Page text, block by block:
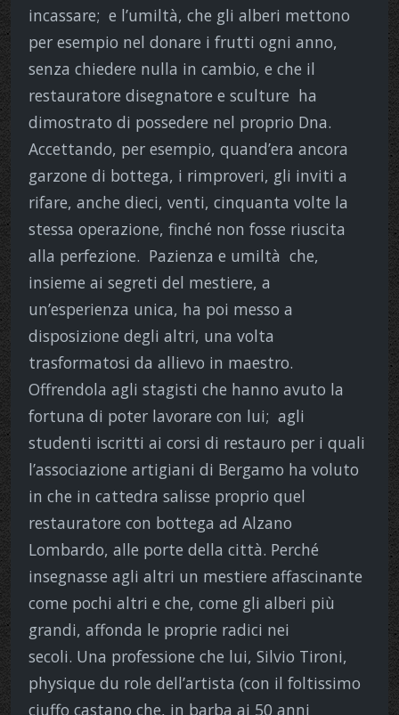
incassare; e l’umiltà, che gli alberi mettono
per esempio nel donare i frutti ogni anno,
senza chiedere nulla in cambio, e che il
restauratore disegnatore e sculture ha
dimostrato di possedere nel proprio Dna.
Accettando, per esempio, quand’era ancora
garzone di bottega, i rimproveri, gli inviti a
rifare, anche dieci, venti, cinquanta volte la
stessa operazione, finché non fosse riuscita
alla perfezione. Pazienza e umiltà che,
insieme ai segreti del mestiere, a
un’esperienza unica, ha poi messo a
disposizione degli altri, una volta
trasformatosi da allievo in maestro.
Offrendola agli stagisti che hanno avuto la
fortuna di poter lavorare con lui; agli
studenti iscritti ai corsi di restauro per i quali
l’associazione artigiani di Bergamo ha voluto
in che in cattedra salisse proprio quel
restauratore con bottega ad Alzano
Lombardo, alle porte della città. Perché
insegnasse agli altri un mestiere affascinante
come pochi altri e che, come gli alberi più
grandi, affonda le proprie radici nei
secoli. Una professione che lui, Silvio Tironi,
physique du role dell’artista (con il foltissimo
ciuffo castano che, in barba ai 50 anni